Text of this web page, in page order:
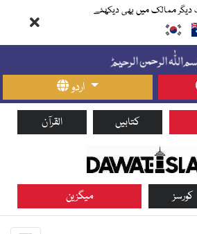
ممالک میں بھی دیکھئے
اردو
القرآن کتابیں
میگزین کورسز